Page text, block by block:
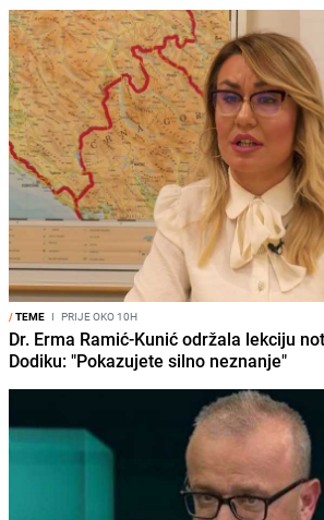
/TEME I PRIJE OKO 10H
Dr. Erma Ramić-Kunić održala lekciju
Dodiku: "Pokazujete silno neznanje"